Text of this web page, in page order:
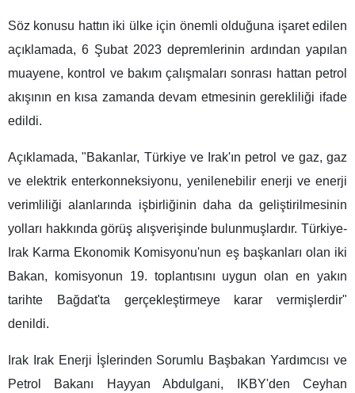
Söz konusu hattın iki ülke için önemli olduğuna işaret edilen
açıklamada, 6 Şubat 2023 depremlerinin ardından yapılan
muayene, kontrol ve bakım çalışmaları sonrası hattan petrol
akışının en kısa zamanda devam etmesinin gerekliliği ifade
edildi.
Açıklamada, "Bakanlar, Türkiye ve Irak'ın petrol ve gaz, gaz
ve elektrik enterkonneksiyonu, yenilenebilir enerji ve enerji
verimliliği alanlarında işbirliğinin daha da geliştirilmesinin
yolları hakkında görüş alışverişinde bulunmuşlardır. Türkiye-
Irak Karma Ekonomik Komisyonu'nun eş başkanları olan iki
Bakan, komisyonun 19. toplantısını uygun olan en yakın
tarihte Bağdat'ta gerçekleştirmeye karar vermişlerdir"
denildi.
Irak Irak Enerji İşlerinden Sorumlu Başbakan Yardımcısı ve
Petrol Bakanı Hayyan Abdulgani, IKBY'den Ceyhan